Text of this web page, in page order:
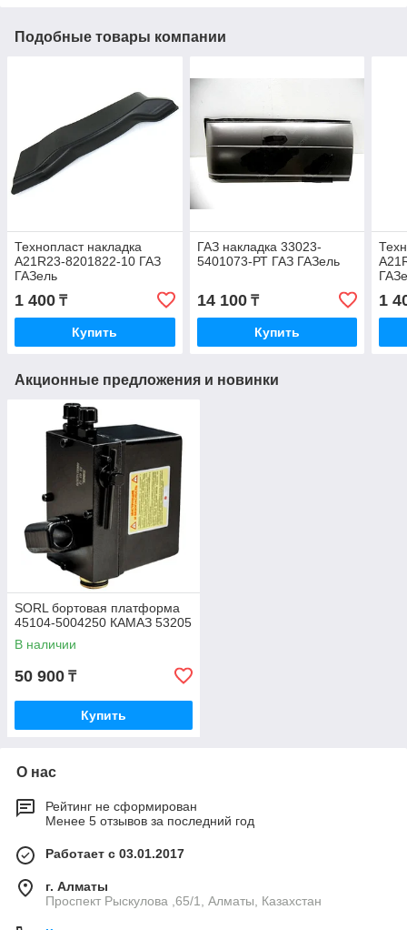
Подобные товары компании
Технопласт накладка
А21R23-8201822-10 ГАЗ
ГАЗель
1 400 ₸
Купить
ГАЗ накладка 33023-
5401073-РТ ГАЗ ГАЗель
14 100₸
Купить
1
Акционные предложения и новинки
SORL бортовая платформа
45104-5004250 КАМАЗ 53205
В наличии
50 900 ₸
Купить
О нас
Рейтинг не сформирован
Менее 5 отзывов за последний год
Работает с 03.01.2017
г. Алматы
Проспект Рыскулова ,65/1, Алматы, Казахстан